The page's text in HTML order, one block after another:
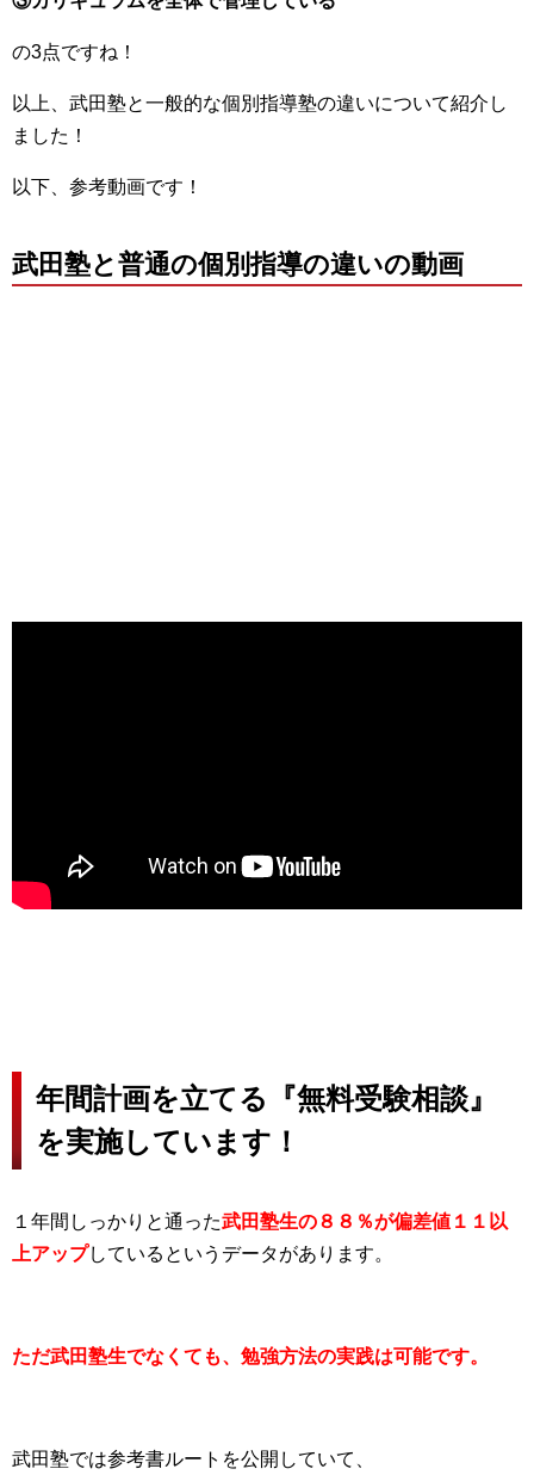
の3点ですね！
以上、武田塾と一般的な個別指導塾の違いについて紹介し
ました！
以下、参考動画です！
武田塾と普通の個別指導の違いの動画
年間計画を立てる『無料受験相談』
を実施しています！
１年間しっかりと通った武田塾生の８８％が偏差値１１以
上アップしているというデータがあります。
ただ武田塾生でなくても、勉強方法の実践は可能です。
武田塾では参考書ルートを公開していて、